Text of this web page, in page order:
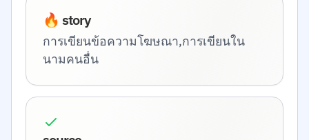
🔥 story
การเขียนข้อความโฆษณา,การเขียนใน
นามคนอื่น